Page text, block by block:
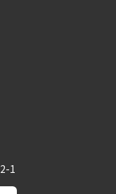
1